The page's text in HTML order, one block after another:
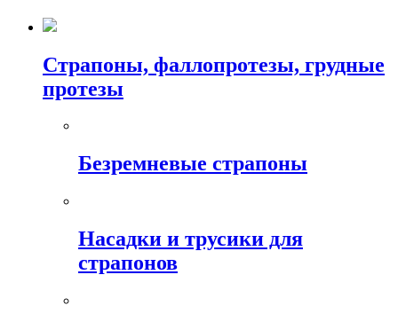
Страпоны, фаллопротезы, грудные
протезы
Безремневые страпоны
Насадки и трусики для
страпонов